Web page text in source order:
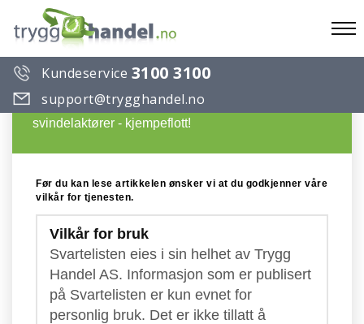
Kundeservice 3100 3100
support@trygghandel.no
Svarteliste over useriøse selskaper og
svindelaktører - kjempeflott!
Før du kan lese artikkelen ønsker vi at du godkjenner våre
vilkår for tjenesten.
Vilkår for bruk
Svartelisten eies i sin helhet av Trygg
Handel AS. Informasjon som er publisert
på Svartelisten er kun evnet for
personlig bruk. Det er ikke tillatt å